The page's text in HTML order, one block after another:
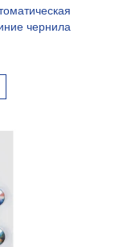
чернила